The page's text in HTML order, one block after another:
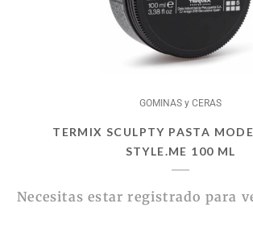
GOMINAS y CERAS
TERMIX SCULPTY PASTA
STYLE.ME 100 ML
Necesitas estar registrado para